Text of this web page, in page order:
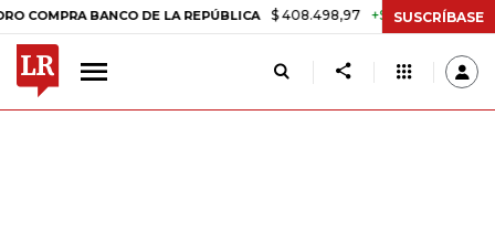
BANCO DE LA REPÚBLICA $ 408.498,97 +$ 8.753,81 +2,19%
SUSCRÍBASE